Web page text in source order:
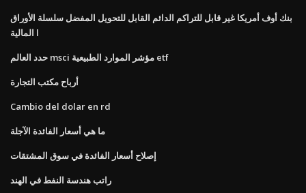
بنك أوف أمريكا غير قابل للتراكم الدائم القابل للتحويل المفضل سلسلة الأوراق
المالية l
حدد العالم msci مؤشر الموارد الطبيعية etf
أرباح مكتب التجارة
Cambio del dolar en rd
ما هي أسعار الفائدة الآجلة
إصلاح أسعار الفائدة في سوق المشتقات
راتب هندسة النفط في الهند